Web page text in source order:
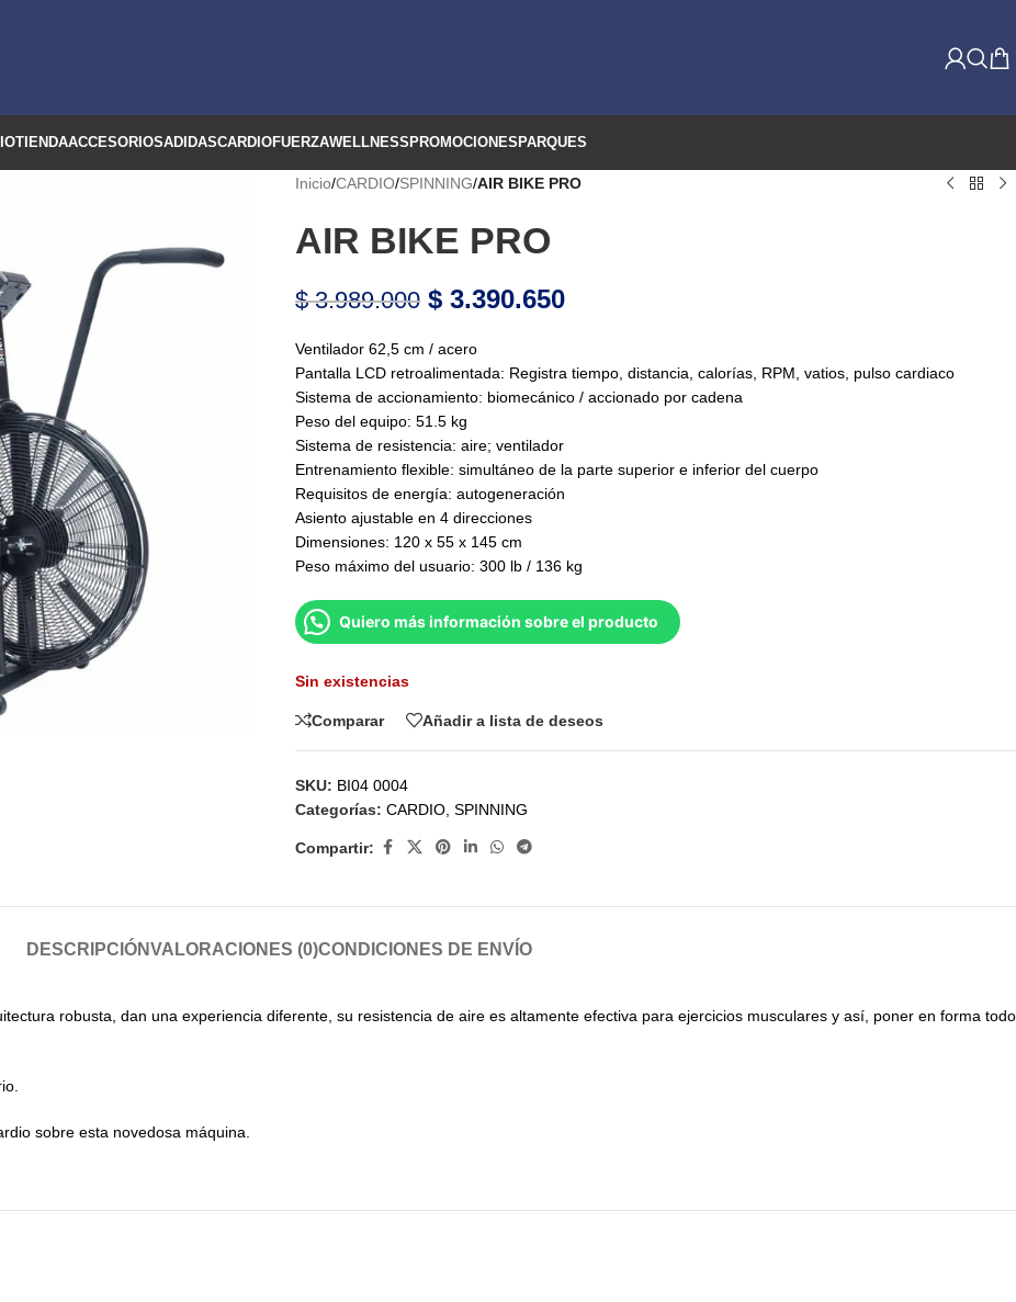
TIENDAACCESORIOSADIDASCARDIOFUERZAWELLNESS PROMOCIONES PARQUES
Inicio/CARDIO/SPINNING/AIR BIKE PRO
AIR BIKE PRO
$3.989.000 $ 3.390.650
Ventilador 62,5 cm / acero
Pantalla LCD retroalimentada: Registra tiempo, distancia, calorías, RPM, vatios, pulso cardiaco
Sistema de accionamiento: biomecánico / accionado por cadena
Peso del equipo: 51.5 kg
Sistema de resistencia: aire; ventilador
Entrenamiento flexible: simultáneo de la parte superior e inferior del cuerpo
Requisitos de energía: autogeneración
Asiento ajustable en 4 direcciones
Dimensiones: 120 x 55 x 145 cm
Peso máximo del usuario: 300 lb / 136 kg
Quiero más información sobre el producto
Sin existencias
Comparar Añadir a lista de deseos
SKU: BI04 0004
Categorías: CARDIO SPINNING
Compartir:
DESCRIPCIÓNVALORACIONES (0)CONDICIONES DE ENVÍO
robusta, dan una experiencia diferente, su resistencia de aire es altamente efectiva para ejercicios musculares y así, poner en forma todo
sobre esta novedosa máquina.